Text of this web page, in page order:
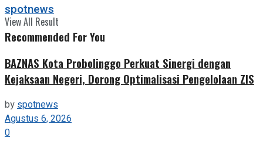
View All Result
spotnews
Recommended For You
BAZNAS Kota Probolinggo Perkuat Sinergi dengan
Kejaksaan Negeri, Dorong Optimalisasi Pengelolaan ZIS
byspotnews
Agustus 6, 2026
0